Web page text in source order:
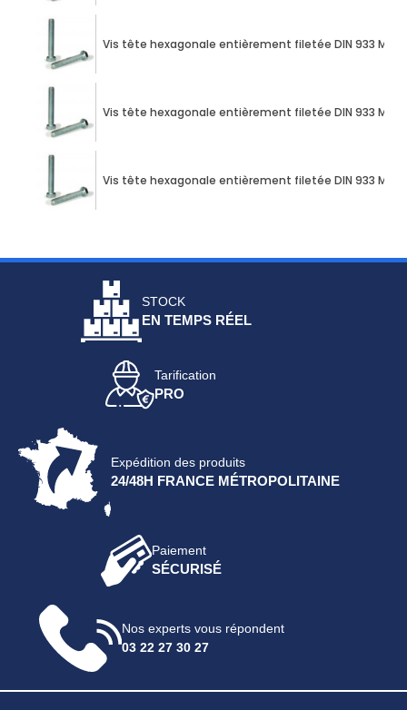
Vis tête hexagonale entièrement filetée DIN 933 M10
Vis tête hexagonale entièrement filetée DIN 933 M10
Vis tête hexagonale entièrement filetée DIN 933 M10
STOCK
EN TEMPS RÉEL
Tarification
PRO
Expédition des produits
24/48H FRANCE MÉTROPOLITAINE
Paiement
SÉCURISÉ
Nos experts vous répondent
03 22 27 30 27